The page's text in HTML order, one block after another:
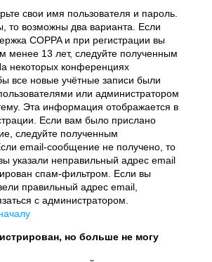
свои имя пользователя и пароль.
то возможны два варианта. Если
COPPA и при регистрации вы
менее 13 лет, следуйте полученным
некоторых конференциях
все новые учётные записи были
или администратором
Эта информация отображается в
Если вам было прислано
следуйте полученным
email-сообщение не получено, то
указали неправильный адрес email
спам-фильтром. Если вы
правильный адрес email,
с администратором.
но больше не могу